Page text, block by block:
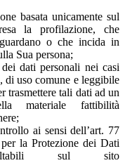
basata unicamente sul
la profilazione, che
o che incida in
Sua persona;
dati personali nei casi
di uso comune e leggibile
trasmettere tali dati ad un
materiale fattibilità
ai sensi dell’art. 77
la Protezione dei Dati
sul sito